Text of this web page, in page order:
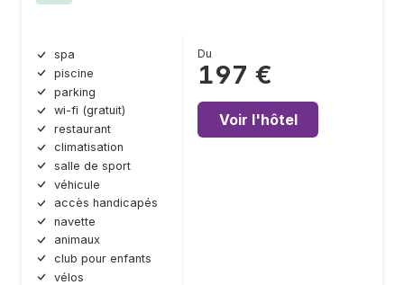
spa
piscine
parking
wi-fi (gratuit)
restaurant
climatisation
salle de sport
véhicule
accès handicapés
navette
animaux
club pour enfants
vélos
Du
197 €
Voir l'hôtel